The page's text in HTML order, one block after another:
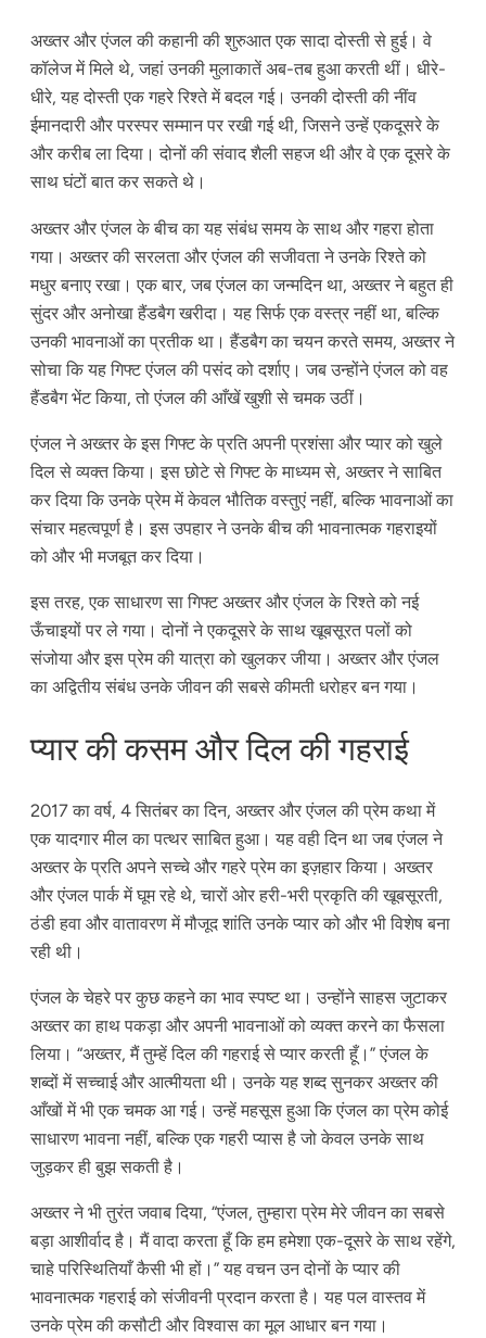
अख्तर और एंजल की कहानी की शुरुआत एक सादा दोस्ती से हुई। वे
कॉलेज में मिले थे, जहां उनकी मुलाकातें अब-तब हुआ करती थीं। धीरे-
धीरे, यह दोस्ती एक गहरे रिश्ते में बदल गई। उनकी दोस्ती की नींव
ईमानदारी और परस्पर सम्मान पर रखी गई थी, जिसने उन्हें एकदूसरे के
और करीब ला दिया। दोनों की संवाद शैली सहज थी और वे एक दूसरे के
साथ घंटों बात कर सकते थे।
अख्तर और एंजल के बीच का यह संबंध समय के साथ और गहरा होता
गया। अख्तर की सरलता और एंजल की सजीवता ने उनके रिश्ते को
मधुर बनाए रखा। एक बार, जब एंजल का जन्मदिन था, अख्तर ने बहुत ही
सुंदर और अनोखा हैंडबैग खरीदा। यह सिर्फ एक वस्त्र नहीं था, बल्कि
उनकी भावनाओं का प्रतीक था। हैंडबैग का चयन करते समय, अख्तर ने
सोचा कि यह गिफ्ट एंजल की पसंद को दर्शाए। जब उन्होंने एंजल को वह
हैंडबैग भेंट किया, तो एंजल की आँखें खुशी से चमक उठीं।
एंजल ने अख्तर के इस गिफ्ट के प्रति अपनी प्रशंसा और प्यार को खुले
दिल से व्यक्त किया। इस छोटे से गिफ्ट के माध्यम से, अख्तर ने साबित
कर दिया कि उनके प्रेम में केवल भौतिक वस्तुएं नहीं, बल्कि भावनाओं का
संचार महत्वपूर्ण है। इस उपहार ने उनके बीच की भावनात्मक गहराइयों
को और भी मजबूत कर दिया।
इस तरह, एक साधारण सा गिफ्ट अख्तर और एंजल के रिश्ते को नई
ऊँचाइयों पर ले गया। दोनों ने एकदूसरे के साथ खूबसूरत पलों को
संजोया और इस प्रेम की यात्रा को खुलकर जीया। अख्तर और एंजल
का अद्वितीय संबंध उनके जीवन की सबसे कीमती धरोहर बन गया।
प्यार की कसम और दिल की गहराई
2017 का वर्ष, 4 सितंबर का दिन, अख्तर और एंजल की प्रेम कथा में
एक यादगार मील का पत्थर साबित हुआ। यह वही दिन था जब एंजल ने
अख्तर के प्रति अपने सच्चे और गहरे प्रेम का इज़हार किया। अख्तर
और एंजल पार्क में घूम रहे थे, चारों ओर हरी-भरी प्रकृति की खूबसूरती,
ठंडी हवा और वातावरण में मौजूद शांति उनके प्यार को और भी विशेष बना
रही थी।
एंजल के चेहरे पर कुछ कहने का भाव स्पष्ट था। उन्होंने साहस जुटाकर
अख्तर का हाथ पकड़ा और अपनी भावनाओं को व्यक्त करने का फैसला
लिया। “अख्तर, मैं तुम्हें दिल की गहराई से प्यार करती हूँ।” एंजल के
शब्दों में सच्चाई और आत्मीयता थी। उनके यह शब्द सुनकर अख्तर की
आँखों में भी एक चमक आ गई। उन्हें महसूस हुआ कि एंजल का प्रेम कोई
साधारण भावना नहीं, बल्कि एक गहरी प्यास है जो केवल उनके साथ
जुड़कर ही बुझ सकती है।
अख्तर ने भी तुरंत जवाब दिया, “एंजल, तुम्हारा प्रेम मेरे जीवन का सबसे
बड़ा आशीर्वाद है। मैं वादा करता हूँ कि हम हमेशा एक-दूसरे के साथ रहेंगे,
चाहे परिस्थितियाँ कैसी भी हों।” यह वचन उन दोनों के प्यार की
भावनात्मक गहराई को संजीवनी प्रदान करता है। यह पल वास्तव में
उनके प्रेम की कसौटी और विश्वास का मूल आधार बन गया।